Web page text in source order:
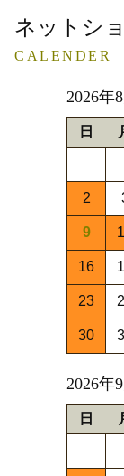
ネットシ
CALENDER
2026年
日
2
9
16
23
30
2026年
日